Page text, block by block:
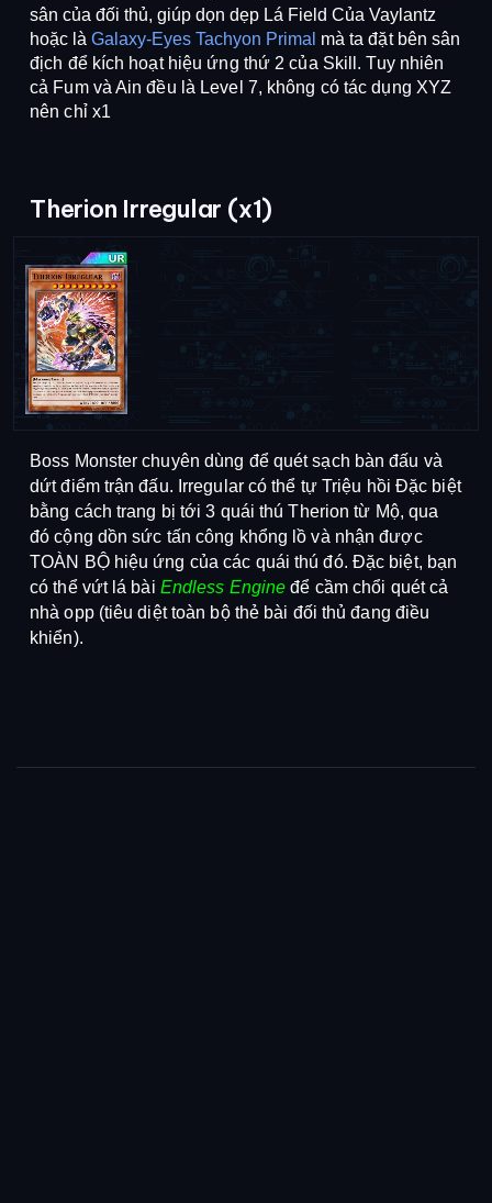
sân của đối thủ, giúp dọn dẹp Lá Field Của Vaylantz
hoặc là Galaxy-Eyes Tachyon Primal mà ta đặt bên sân
địch để kích hoạt hiệu ứng thứ 2 của Skill. Tuy nhiên
cả Fum và Ain đều là Level 7, không có tác dụng XYZ
nên chỉ x1
Therion Irregular (x1)
Boss Monster chuyên dùng để quét sạch bàn đấu và
dứt điểm trận đấu. Irregular có thể tự Triệu hồi Đặc biệt
bằng cách trang bị tới 3 quái thú Therion từ Mộ, qua
đó cộng dồn sức tấn công khổng lồ và nhận được
TOÀN BỘ hiệu ứng của các quái thú đó. Đặc biệt, bạn
có thể vứt lá bài Endless Engine để cầm chổi quét cả
nhà opp (tiêu diệt toàn bộ thẻ bài đối thủ đang điều
khiển).